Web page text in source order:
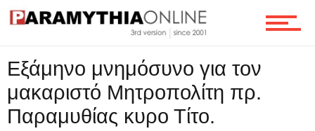
Ροή
Εξάμηνο μνημόσυνο για τον
μακαριστό Μητροπολίτη πρ.
Παραμυθίας κυρο Τίτο.